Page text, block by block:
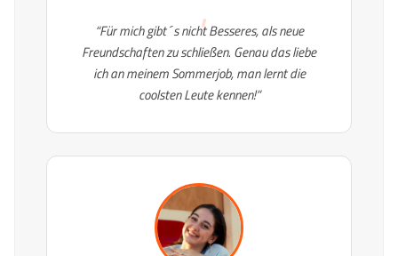
“Für mich gibt´s nicht Besseres, als neue
Freundschaften zu schließen. Genau das liebe
ich an meinem Sommerjob, man lernt die
coolsten Leute kennen!”